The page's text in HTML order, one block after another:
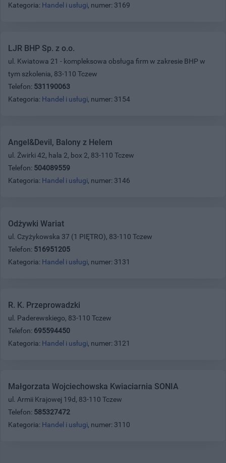
Kategoria: Handel i usługi, numer: 3169
LJR BHP Sp. z o.o.
ul. Kwiatowa 21 - kompleksowa obsługa firm w zakresie BHP w
tym szkolenia, 83-110 Tczew
Telefon: 531190063
Kategoria: Handel i usługi, numer: 3154
Angel&Devil, Balony z Helem
ul. Żwirki 42, hala 2, box 2, 83-110 Tczew
Telefon: 504089559
Kategoria: Handel i usługi, numer: 3146
Odżywki Wariat
ul. Czyżykowska 37 (1 PIĘTRO), 83-110 Tczew
Telefon: 516951205
Kategoria: Handel i usługi, numer: 3131
R. K. Przeprowadzki
ul. Paderewskiego, 83-110 Tczew
Telefon: 695594450
Kategoria: Handel i usługi, numer: 3121
Małgorzata Wojciechowska Kwiaciarnia SONIA
ul. Armii Krajowej 19d, 83-110 Tczew
Telefon: 585327472
Kategoria: Handel i usługi, numer: 3110